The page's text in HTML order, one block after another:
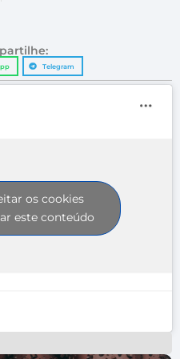
Telegram
os cookies
este conteúdo